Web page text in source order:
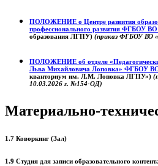
ПОЛОЖЕНИЕ о Центре развития
профессионального развития ФГБОУ
образования ЛГПУ) (приказ ФГБОУ ВО
ПОЛОЖЕНИЕ об отделе
Льва Михайловича Лоповка» ФГБОУ
кванториум им. Л.М. Лоповка ЛГПУ»)
10.03.2026 г. №154-ОД)
Материально-
1.7 Коворкинг (Зал)
1.9 Студия для записи образовательного